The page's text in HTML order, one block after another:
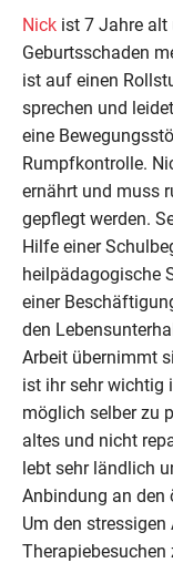
Nick ist 7 Jahre alt
Geburtsschaden
ist auf einen
sprechen und
eine
Rumpfkontrolle.
ernährt und muss
gepflegt werden.
Hilfe einer
heilpädagogische
einer
den
Arbeit übernimmt
ist ihr sehr wichtig
möglich selber zu
altes und nicht
lebt sehr ländlich
Anbindung an den
Um den